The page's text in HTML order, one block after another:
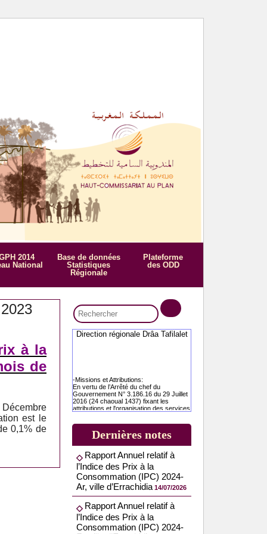
2014
National
Base de données
Statistiques
Régionale
Plateforme
des ODD
à la
de
est le
0,1% de
Direction régionale Drâa Tafilalet
-Missions et Attributions:
En vertu de l’Arrêté du chef du
Gouvernement N° 3.186.16 du 29 Juillet
2016 (24 chaoual 1437) fixant les
attributions et l'organisation des services
déconcentrés du Haut-Commissariat au
Régionales du Haut-Commissariat au
Plan de s’acquitter, dans la limite de leurs
compétences territoriales, des missions
suivantes : • Procéder à des enquêtes et
à toute autre opération de collecte
d'informations dans les domaines de la
statistique et en assurer l'exploitation
des résultats ; • Elaborer et publier des
annuaires statistiques et des
monographies régionales et provinciales
; • Effectuer des études d'ordre
économique, social et démographique,
dans le but de contribuer au processus
de développement régional et local ; •
Participer, en collaboration avec les
Dernières notes
Rapport Annuel relatif à
l’Indice des Prix à la
Consommation (IPC) 2024-
Ar, ville d’Errachidia 14/07/2026
Rapport Annuel relatif à
l’Indice des Prix à la
Consommation (IPC) 2024-